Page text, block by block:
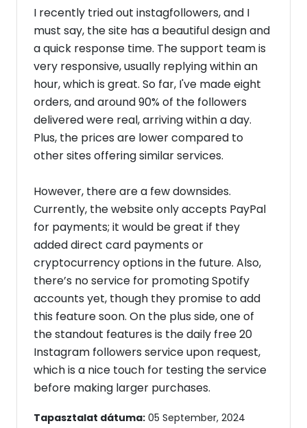
I recently tried out instagfollowers, and I
must say, the site has a beautiful design and
a quick response time. The support team is
very responsive, usually replying within an
hour, which is great. So far, I've made eight
orders, and around 90% of the followers
delivered were real, arriving within a day.
Plus, the prices are lower compared to
other sites offering similar services.
However, there are a few downsides.
Currently, the website only accepts PayPal
for payments; it would be great if they
added direct card payments or
cryptocurrency options in the future. Also,
there’s no service for promoting Spotify
accounts yet, though they promise to add
this feature soon. On the plus side, one of
the standout features is the daily free 20
Instagram followers service upon request,
which is a nice touch for testing the service
before making larger purchases.
Tapasztalat dátuma: 05 September, 2024